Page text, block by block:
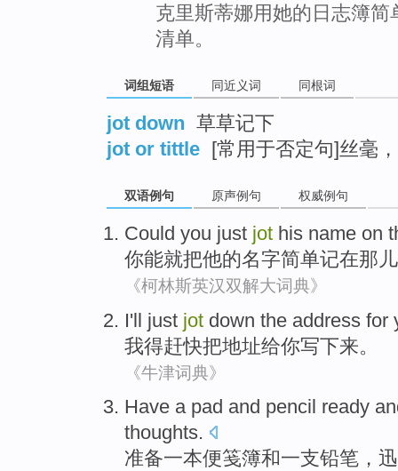
克里斯蒂娜用她的日志簿
清单。
词组短语 同近义词 同根词
jot down 草草记下
jot or tittle [常用于否定句]丝毫
双语例句 原声例句 权威例句
Could you just jot his name on
你能就把他的名字简单记在那
《柯林斯英汉双解大词典》
I'll just jot down the address for
我得赶快把地址给你写下来。
《牛津词典》
Have a pad and pencil ready
thoughts.
准备一本便笺簿和一支铅笔 ，